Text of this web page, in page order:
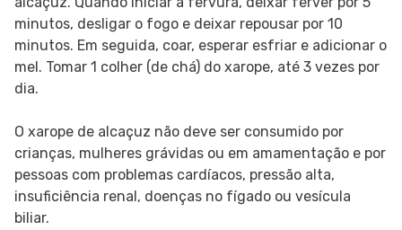
minutos, desligar o fogo e deixar repousar por 10
minutos. Em seguida, coar, esperar esfriar e adicionar o
mel. Tomar 1 colher (de chá) do xarope, até 3 vezes por
dia.
O xarope de alcaçuz não deve ser consumido por
crianças, mulheres grávidas ou em amamentação e por
pessoas com problemas cardíacos, pressão alta,
insuficiência renal, doenças no fígado ou vesícula
biliar.